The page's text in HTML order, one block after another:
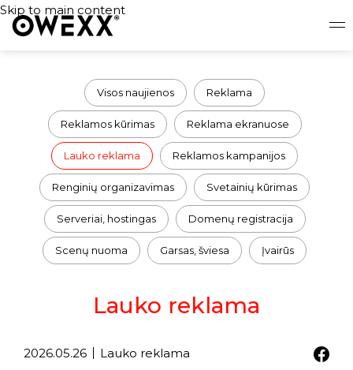
Skip to main content
Visos naujienos Reklama
Reklamos kūrimas Reklama ekranuose
Lauko reklama Reklamos kampanijos
Renginių organizavimas Svetainių kūrimas
Serveriai, hostingas Domenų registracija
Scenų nuoma Garsas, šviesa Įvairūs
Lauko reklama
2026.05.26 Lauko reklama